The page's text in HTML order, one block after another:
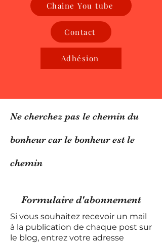
Chaine You tube
Contact
Adhésion
Ne cherchez pas le chemin du
bonheur car le bonheur est le
chemin
Formulaire d'abonnement
Si vous souhaitez recevoir un mail
à la publication de chaque post sur
le blog, entrez votre adresse